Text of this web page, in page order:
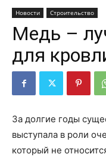
Новости Строительство
Медь –
для
За долгие годы
выступала в роли
который не